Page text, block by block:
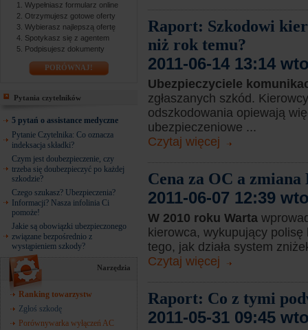
Wypełniasz formularz online
Otrzymujesz gotowe oferty
Wybierasz najlepszą ofertę
Spotykasz się z agentem
Podpisujesz dokumenty
PORÓWNAJ!
Pytania czytelników
5 pytań o assistance medyczne
Pytanie Czytelnika: Co oznacza
indeksacja składki?
Czym jest doubezpieczenie, czy
trzeba się doubezpieczyć po każdej
szkodzie?
Czego szukasz? Ubezpieczenia?
Informacji? Nasza infolinia Ci
pomoże!
Jakie są obowiązki ubezpieczonego
związane bezpośrednio z
wystąpieniem szkody?
Narzędzia
Ranking towarzystw
Zgłoś szkodę
Porównywarka wyłączeń AC
Raport: Szkodowi
niż rok temu?
2011-06-14 13:14
Ubezpieczyciele
zgłaszanych szkód.
odszkodowania opiewają
ubezpieczeniowe ...
Czytaj więcej
Cena za OC a
2011-06-07 12:39
W 2010 roku Warta
kierowca, wykupujący
tego, jak działa system
Czytaj więcej
Raport: Co z tymi
2011-05-31 09:45